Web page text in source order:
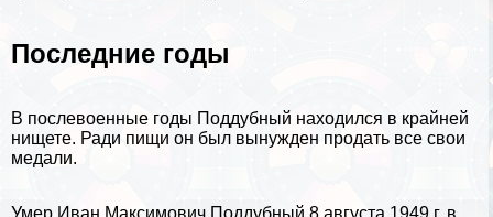
Последние годы
В послевоенные годы Поддубный находился в крайней
нищете. Ради пищи он был вынужден продать все свои
медали.
Умер Иван Максимович Поддубный 8 августа 1949 г. в